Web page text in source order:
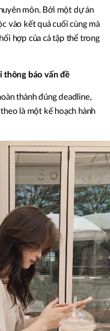
môn. Bởi một dự án
vào kết quả cuối cùng mà
hợp của cả tập thể trong
thông báo vấn đề
thành đúng deadline,
là một kế hoạch hành